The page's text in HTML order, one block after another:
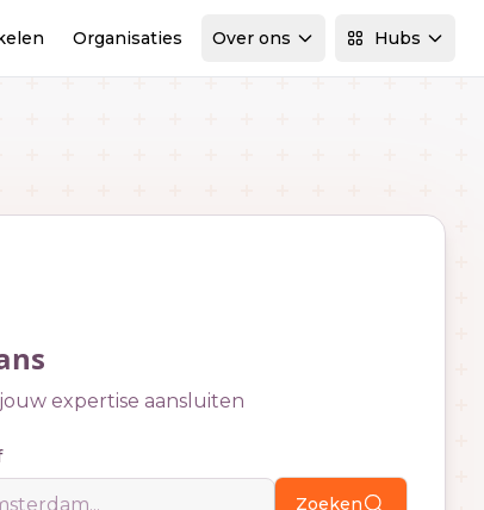
Organisaties Over ons Hubs
expertise aansluiten
Zoeken